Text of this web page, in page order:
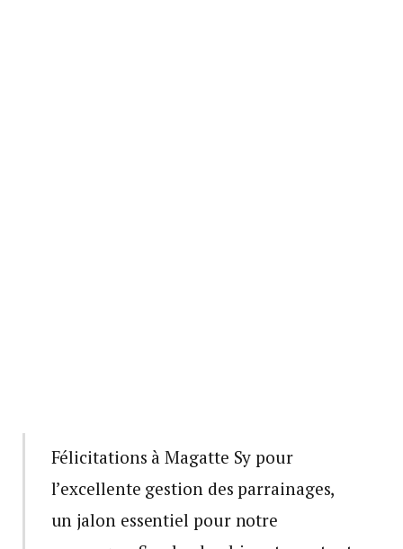
Félicitations à Magatte Sy pour
l’excellente gestion des parrainages,
un jalon essentiel pour notre